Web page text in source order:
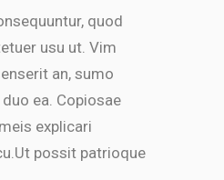
quod
usu ut. Vim
an, sumo
ea. Copiosae
explicari
possit patrioque